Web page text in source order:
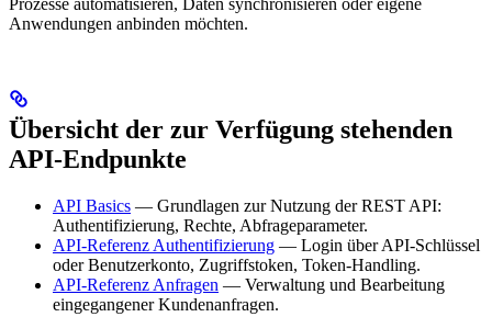
Prozesse automatisieren, Daten synchronisieren oder eigene
Anwendungen anbinden möchten.
Übersicht der zur Verfügung stehenden
API-Endpunkte
API Basics — Grundlagen zur Nutzung der REST API:
Authentifizierung, Rechte, Abfrageparameter.
API-Referenz Authentifizierung — Login über API-Schlüssel
oder Benutzerkonto, Zugriffstoken, Token-Handling.
API-Referenz Anfragen — Verwaltung und Bearbeitung
eingegangener Kundenanfragen.